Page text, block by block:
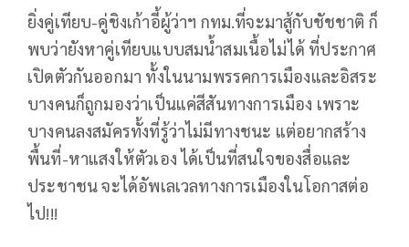
ยิ่งคู่เทียบ-คู่ชิงเก้าอี้ผู้ว่าฯ กทม.ที่จะมาสู้กับชัชชาติ ก็
พบว่ายังหาคู่เทียบแบบสมน้ำสมเนื้อไม่ได้ ที่ประกาศ
เปิดตัวกันออกมา ทั้งในนามพรรคการเมืองและอิสระ
บางคนก็ถูกมองว่าเป็นแค่สีสันทางการเมือง เพราะ
บางคนลงสมัครทั้งที่รู้ว่าไม่มีทางชนะ แต่อยากสร้าง
พื้นที่-หาแสงให้ตัวเอง ได้เป็นที่สนใจของสื่อและ
ประชาชน จะได้อัพเลเวลทางการเมืองในโอกาสต่อ
ไป!!!